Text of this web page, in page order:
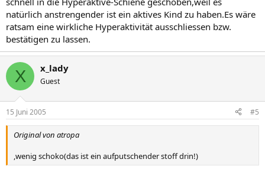
natürlich anstrengender ist ein aktives Kind zu haben.Es wäre
ratsam eine wirkliche Hyperaktivität ausschliessen bzw.
bestätigen zu lassen.
X x_lady
Guest
15 Juni 2005 #5
Original von atropa
,wenig schoko(das ist ein aufputschender stoff drin!)